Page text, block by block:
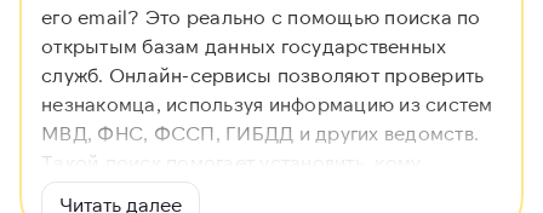
его email? Это реально с помощью поиска по
открытым базам данных государственных
служб. Онлайн-сервисы позволяют проверить
незнакомца, используя информацию из систем
МВД, ФНС, ФССП, ГИБДД и других ведомств.
Такой поиск помогает установить, кому
принадлежит аккаунт, и найти владельца
Читать далее